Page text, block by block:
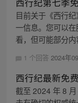
目前关于《西行
一信息。您可以
看，但可能部分内
1 个回答 2024年
西行纪最新免费
截至 2024 年 8